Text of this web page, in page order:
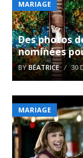
MARIAGE
Des photos
nominées
BYBÉATRICE 30
MARIAGE